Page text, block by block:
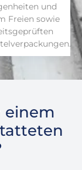
und
Freien sowie
einem